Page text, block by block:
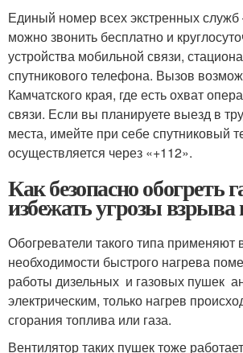
Единый номер всех экстренных
можно звонить бесплатно и
устройства мобильной связи,
спутникового телефона. Вызов
Камчатского края, где есть охват
связи. Если вы планируете выезд в
места, имейте при себе спутниковый
осуществляется через «+112».
Как безопасно обогреть
избежать угрозы
Обогреватели такого типа применяют
необходимости быстрого нагрева
работы дизельных и газовых пушек
электрическим, только нагрев
сгорания топлива или газа.
Вентилятор таких пушек тоже